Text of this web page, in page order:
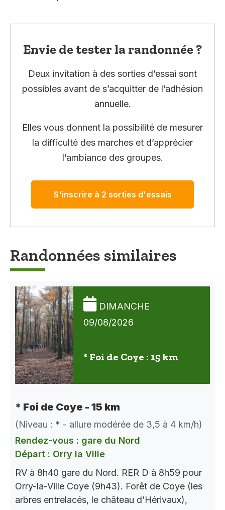
Envie de tester la randonnée ?
Deux invitation à des sorties d’essai sont
possibles avant de s’acquitter de l’adhésion
annuelle.
Elles vous donnent la possibilité de mesurer
la difficulté des marches et d’apprécier
l’ambiance des groupes.
S'inscrire à 2 sorties d'essais
Randonnées similaires
DIMANCHE
09/08/2026
* Foi de Coye : 15 km
* Foi de Coye - 15 km
(Niveau : * - allure modérée de 3,5 à 4 km/h)
Rendez-vous : gare du Nord
Départ : Orry la Ville
RV à 8h40 gare du Nord. RER D à 8h59 pour
Orry-la-Ville Coye (9h43). Forêt de Coye (les
arbres entrelacés, le château d’Hérivaux),